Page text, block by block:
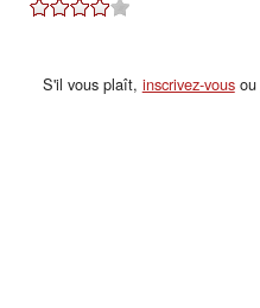
S'il vous plaît, inscrivez-vousou